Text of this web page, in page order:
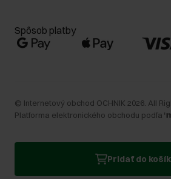
Pridať do
Spôsob platby
© Internetový obchod OCHNIK 2026 . All
Platforma elektronického obchodu podľa